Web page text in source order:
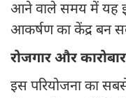
आने वाले समय में यह
आकर्षण का केंद्र बन
रोजगार और
इस परियोजना का